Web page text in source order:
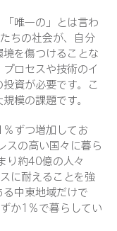
唯一の」とは言わ
ちの社会が、自分
を傷つけることな
ロセスや技術のイ
資が必要です。こ
模の課題です。
ずつ増加してお
スの高い国々に暮ら
り約40億の人々
に耐えることを強
中東地域だけで
か1％で暮らしてい